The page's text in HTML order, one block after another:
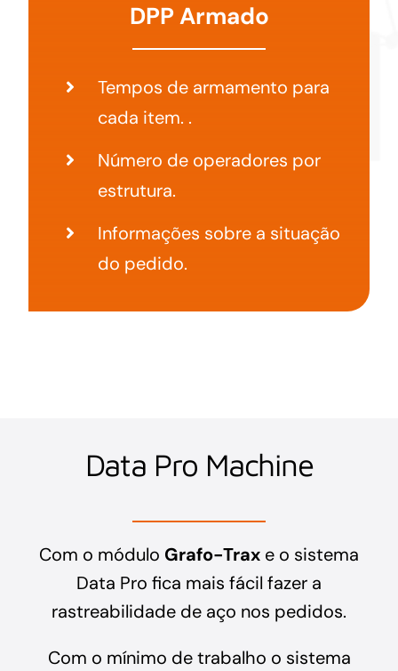
DPP Armado
Tempos de armamento para
cada item. .
Número de operadores por
estrutura.
Informações sobre a situação
do pedido.
Data Pro Machine
Com o módulo Grafo-Trax e o sistema
Data Pro fica mais fácil fazer a
rastreabilidade de aço nos pedidos.
Com o mínimo de trabalho o sistema